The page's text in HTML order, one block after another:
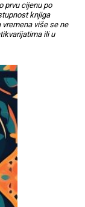
prvu cijenu po
knjiga
više se ne
ili u